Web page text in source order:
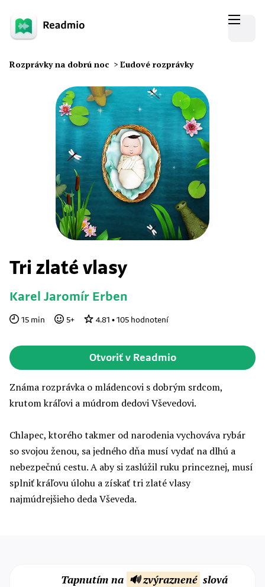
Rozprávky na dobrú noc > Ľudové rozprávky
Tri zlaté vlasy
Karel Jaromír Erben
15 min 5+ 4.81 • 105 hodnotení
Otvoriť v Readmio
Známa rozprávka o mládencovi s dobrým srdcom,
krutom kráľovi a múdrom dedovi Vševedovi.
Chlapec, ktorého takmer od narodenia vychováva rybár
so svojou ženou, sa jedného dňa musí vydať na dlhú a
nebezpečnú cestu. A aby si zaslúžil ruku princeznej, musí
splniť kráľovu úlohu a získať tri zlaté vlasy
najmúdrejšieho deda Vševeda.
Tapnutím na 🔊 zvýraznené slová